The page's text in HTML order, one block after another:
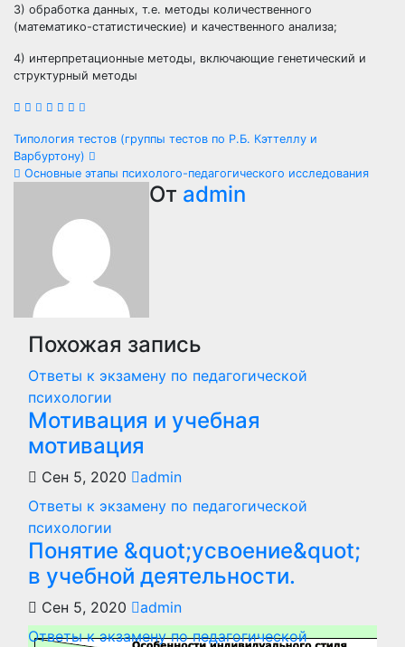
3) обработка данных, т.е. методы количественного
(математико-статистические) и качественного анализа;
4) интерпретационные методы, включающие генетический и
структурный методы
Навигация
по
записям
Типология тестов (группы тестов по Р.Б. Кэттеллу и
Варбуртону)
Основные этапы психолого-педагогического исследования
От admin
Похожая запись
Ответы к экзамену по педагогической
психологии
Мотивация и учебная
мотивация
Сен 5, 2020
admin
Ответы к экзамену по педагогической
психологии
Понятие &quot;усвоение&quot;
в учебной деятельности.
Сен 5, 2020
admin
Ответы к экзамену по педагогической